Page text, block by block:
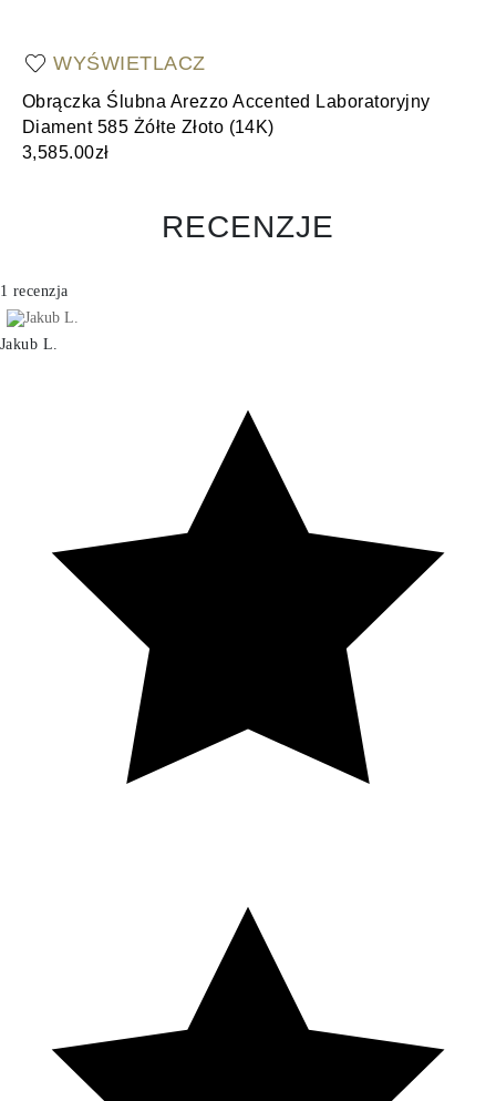
WYŚWIETLACZ
Obrączka Ślubna Arezzo Accented Laboratoryjny
Diament 585 Żółte Złoto (14K)
3,585.00zł
RECENZJE
1 recenzja
Jakub L.